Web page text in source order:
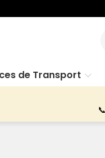
de Transport